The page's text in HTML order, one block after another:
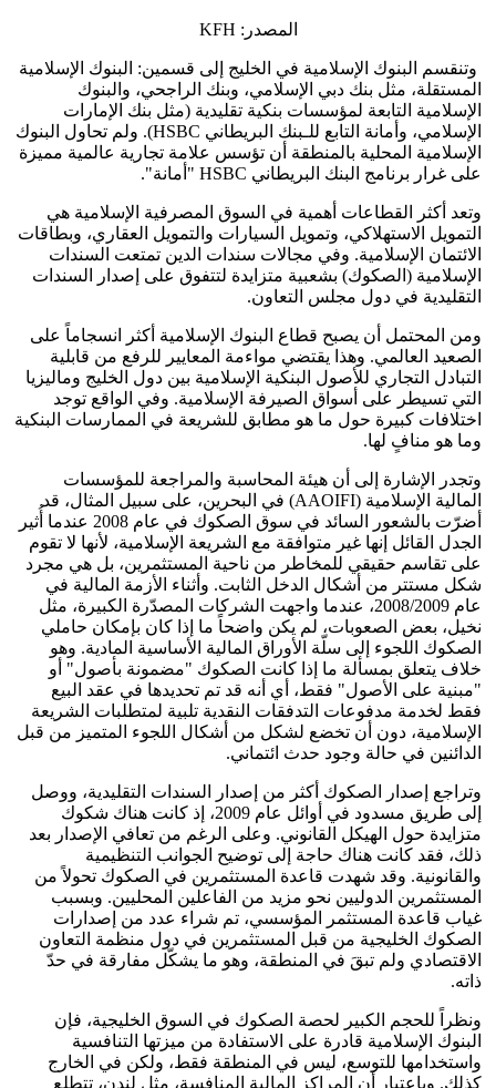
المصدر: KFH
وتنقسم البنوك الإسلامية في الخليج إلى قسمين: البنوك الإسلامية
المستقلة، مثل بنك دبي الإسلامي، وبنك الراجحي، والبنوك
الإسلامية التابعة لمؤسسات بنكية تقليدية (مثل بنك الإمارات
الإسلامي، وأمانة التابع للـبنك البريطاني HSBC). ولم تحاول البنوك
الإسلامية المحلية بالمنطقة أن تؤسس علامة تجارية عالمية مميزة
على غرار برنامج البنك البريطاني HSBC "أمانة".
وتعد أكثر القطاعات أهمية في السوق المصرفية الإسلامية هي
التمويل الاستهلاكي، وتمويل السيارات والتمويل العقاري، وبطاقات
الائتمان الإسلامية. وفي مجالات سندات الدين تمتعت السندات
الإسلامية (الصكوك) بشعبية متزايدة لتتفوق على إصدار السندات
التقليدية في دول مجلس التعاون.
ومن المحتمل أن يصبح قطاع البنوك الإسلامية أكثر انسجاماً على
الصعيد العالمي. وهذا يقتضي مواءمة المعايير للرفع من قابلية
التبادل التجاري للأصول البنكية الإسلامية بين دول الخليج وماليزيا
التي تسيطر على أسواق الصيرفة الإسلامية. وفي الواقع توجد
اختلافات كبيرة حول ما هو مطابق للشريعة في الممارسات البنكية
وما هو منافٍ لها.
وتجدر الإشارة إلى أن هيئة المحاسبة والمراجعة للمؤسسات
المالية الإسلامية (AAOIFI) في البحرين، على سبيل المثال، قد
أضرّت بالشعور السائد في سوق الصكوك في عام 2008 عندما أُثير
الجدل القائل إنها غير متوافقة مع الشريعة الإسلامية، لأنها لا تقوم
على تقاسم حقيقي للمخاطر من ناحية المستثمرين، بل هي مجرد
شكل مستتر من أشكال الدخل الثابت. وأثناء الأزمة المالية في
عام 2008/2009، عندما واجهت الشركات المصدّرة الكبيرة، مثل
نخيل، بعض الصعوبات، لم يكن واضحاً ما إذا كان بإمكان حاملي
الصكوك اللجوء إلى سلّة الأوراق المالية الأساسية المادية. وهو
خلاف يتعلق بمسألة ما إذا كانت الصكوك "مضمونة بأصول" أو
"مبنية على الأصول" فقط، أي أنه قد تم تحديدها في عقد البيع
فقط لخدمة مدفوعات التدفقات النقدية تلبية لمتطلبات الشريعة
الإسلامية، دون أن تخضع لشكل من أشكال اللجوء المتميز من قبل
الدائنين في حالة وجود حدث ائتماني.
وتراجع إصدار الصكوك أكثر من إصدار السندات التقليدية، ووصل
إلى طريق مسدود في أوائل عام 2009، إذ كانت هناك شكوك
متزايدة حول الهيكل القانوني. وعلى الرغم من تعافي الإصدار بعد
ذلك، فقد كانت هناك حاجة إلى توضيح الجوانب التنظيمية
والقانونية. وقد شهدت قاعدة المستثمرين في الصكوك تحولاً من
المستثمرين الدوليين نحو مزيد من الفاعلين المحليين. وبسبب
غياب قاعدة المستثمر المؤسسي، تم شراء عدد من إصدارات
الصكوك الخليجية من قبل المستثمرين في دول منظمة التعاون
الاقتصادي ولم تبقَ في المنطقة، وهو ما يشكّل مفارقة في حدّ
ذاته.
ونظراً للحجم الكبير لحصة الصكوك في السوق الخليجية، فإن
البنوك الإسلامية قادرة على الاستفادة من ميزتها التنافسية
واستخدامها للتوسع، ليس في المنطقة فقط، ولكن في الخارج
كذلك. وباعتبار أن المراكز المالية المنافسة، مثل لندن، تتطلع